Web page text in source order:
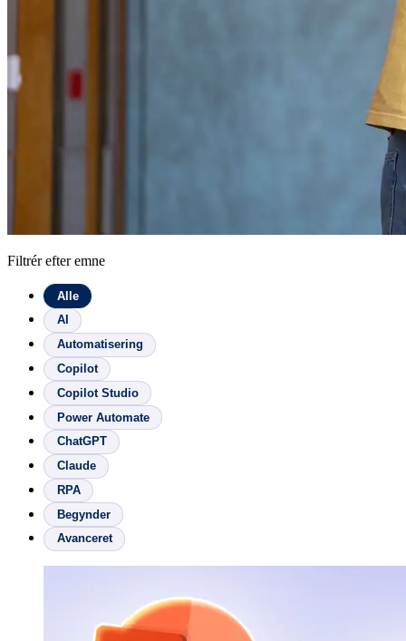
Filtrér efter emne
Alle
AI
Automatisering
Copilot
Copilot Studio
Power Automate
ChatGPT
Claude
RPA
Begynder
Avanceret